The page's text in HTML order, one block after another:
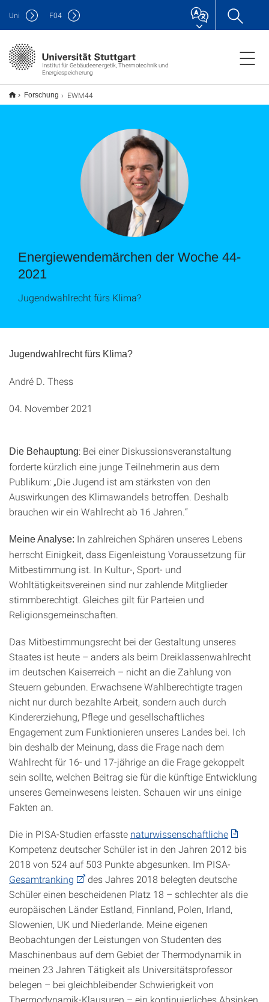
Institut für Gebäudeenergetik, Thermotechnik und
Energiespeicherung
Uni F04
Forschung EWM44
Energiewendemärchen der Woche 44-
2021
Jugendwahlrecht fürs Klima?
Jugendwahlrecht fürs Klima?
André D. Thess
04. November 2021
Die Behauptung: Bei einer Diskussionsveranstaltung
forderte kürzlich eine junge Teilnehmerin aus dem
Publikum: „Die Jugend ist am stärksten von den
Auswirkungen des Klimawandels betroffen. Deshalb
brauchen wir ein Wahlrecht ab 16 Jahren.“
Meine Analyse: In zahlreichen Sphären unseres Lebens
herrscht Einigkeit, dass Eigenleistung Voraussetzung für
Mitbestimmung ist. In Kultur-, Sport- und
Wohltätigkeitsvereinen sind nur zahlende Mitglieder
stimmberechtigt. Gleiches gilt für Parteien und
Religionsgemeinschaften.
Das Mitbestimmungsrecht bei der Gestaltung unseres
Staates ist heute – anders als beim Dreiklassenwahlrecht
im deutschen Kaiserreich – nicht an die Zahlung von
Steuern gebunden. Erwachsene Wahlberechtigte tragen
nicht nur durch bezahlte Arbeit, sondern auch durch
Kindererziehung, Pflege und gesellschaftliches
Engagement zum Funktionieren unseres Landes bei. Ich
bin deshalb der Meinung, dass die Frage nach dem
Wahlrecht für 16- und 17-jährige an die Frage gekoppelt
sein sollte, welchen Beitrag sie für die künftige Entwicklung
unseres Gemeinwesens leisten. Schauen wir uns einige
Fakten an.
Die in PISA-Studien erfasste naturwissenschaftliche
Kompetenz deutscher Schüler ist in den Jahren 2012 bis
2018 von 524 auf 503 Punkte abgesunken. Im PISA-
Gesamtranking
des Jahres 2018 belegten deutsche
Schüler einen bescheidenen Platz 18 – schlechter als die
europäischen Länder Estland, Finnland, Polen, Irland,
Slowenien, UK und Niederlande. Meine eigenen
Beobachtungen der Leistungen von Studenten des
Maschinenbaus auf dem Gebiet der Thermodynamik in
meinen 23 Jahren Tätigkeit als Universitätsprofessor
belegen – bei gleichbleibender Schwierigkeit von
Thermodynamik-Klausuren – ein kontinuierliches Absinken